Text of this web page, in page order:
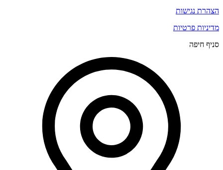
הצהרת נגישות
מדיניות פרטיות
סניף חיפה